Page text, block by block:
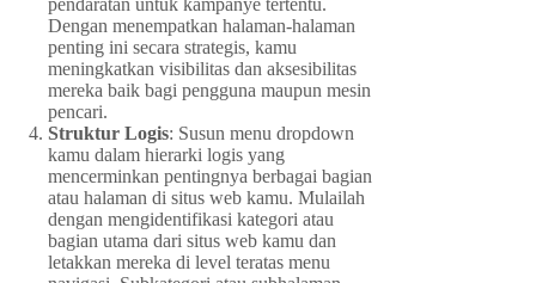
pendaratan untuk kampanye tertentu.
Dengan menempatkan halaman-halaman
penting ini secara strategis, kamu
meningkatkan visibilitas dan aksesibilitas
mereka baik bagi pengguna maupun mesin
pencari.
Struktur Logis: Susun menu dropdown
kamu dalam hierarki logis yang
mencerminkan pentingnya berbagai bagian
atau halaman di situs web kamu. Mulailah
dengan mengidentifikasi kategori atau
bagian utama dari situs web kamu dan
letakkan mereka di level teratas menu